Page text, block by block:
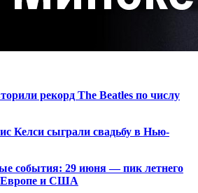
рекорд The Beatles по числу
Келси сыграли свадьбу в Нью-
события: 29 июня — пик летнего
Европе и США